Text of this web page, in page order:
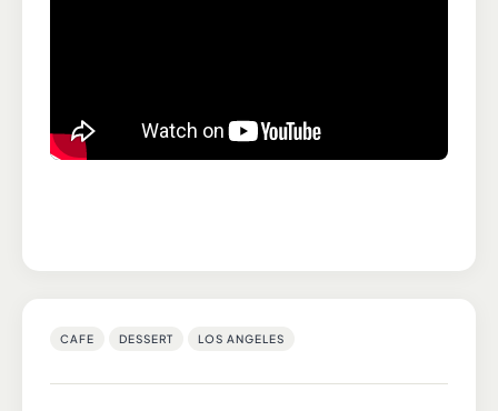
CAFE DESSERT LOS ANGELES